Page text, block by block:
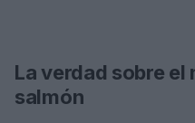
La verdad sobre el
salmón